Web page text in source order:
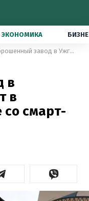
ЭКОНОМИКА
Заброшенный завод в Ужгороде превратят в современное жилье со смарт-квартирами
в
в
смарт-